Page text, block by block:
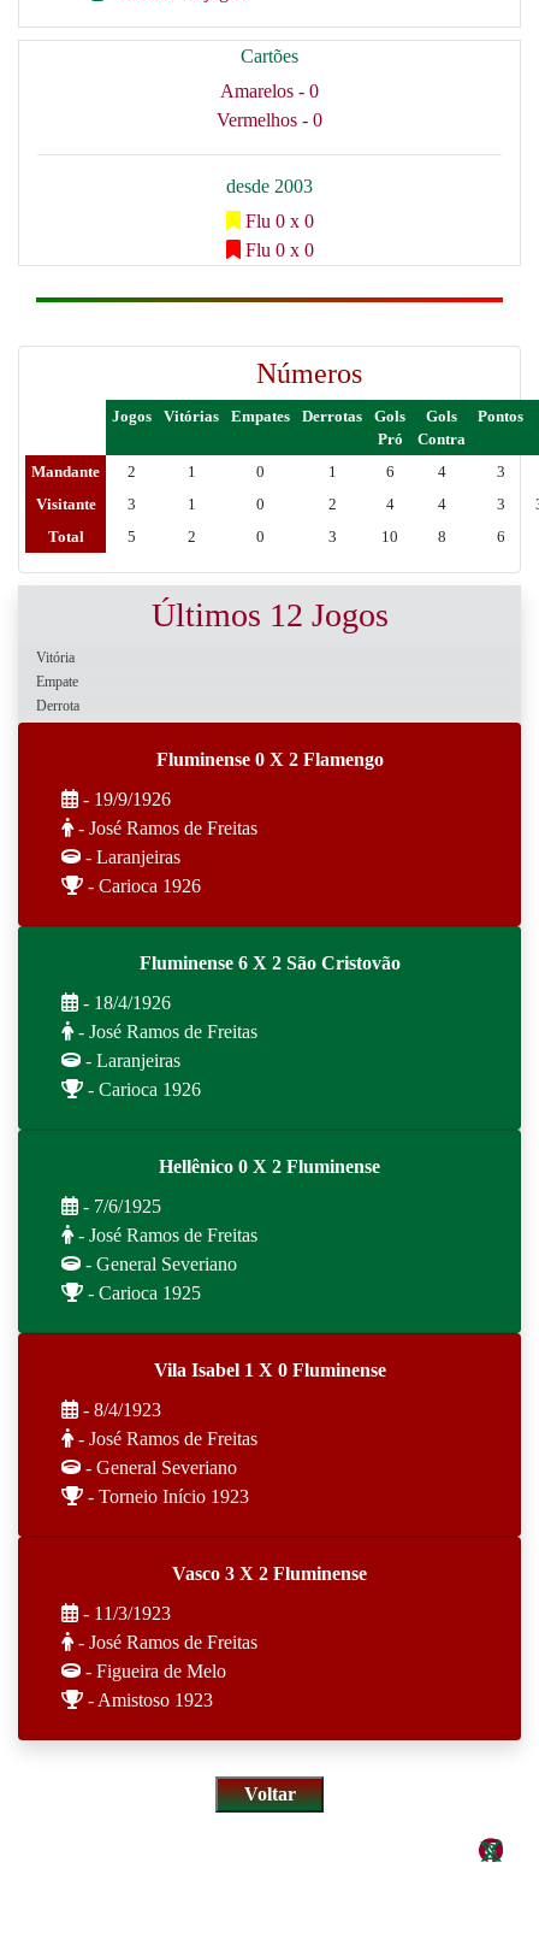
Cartões
Amarelos - 0
Vermelhos - 0
desde 2003
Flu 0 x 0
Flu 0 x 0
Números
Jogos Vitórias Empates Derrotas
Gols
Pró
Gols
Contra
Pontos
Mandante 2 1 0 1 6 4
3
Visitante
3 1 0 2 4 4 3
Total
5 2 0 3 10 8 6
Últimos 12 Jogos
Vitória
Empate
Derrota
Fluminense 0 X 2 Flamengo
- 19/9/1926
- José Ramos de Freitas
- Laranjeiras
- Carioca 1926
Fluminense 6 X 2 São Cristovão
- 18/4/1926
- José Ramos de Freitas
- Laranjeiras
- Carioca 1926
Hellênico 0 X 2 Fluminense
- 7/6/1925
- José Ramos de Freitas
- General Severiano
- Carioca 1925
Vila Isabel 1 X 0 Fluminense
- 8/4/1923
- José Ramos de Freitas
- General Severiano
- Torneio Início 1923
Vasco 3 X 2 Fluminense
- 11/3/1923
- José Ramos de Freitas
- Figueira de Melo
- Amistoso 1923